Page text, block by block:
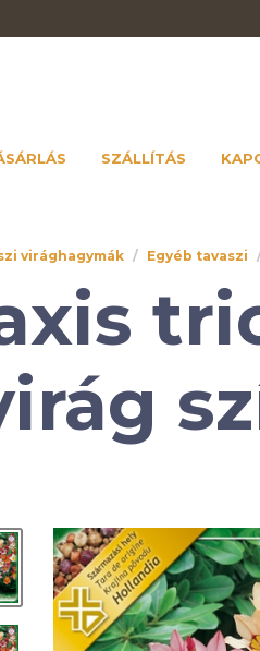
SZÁLLÍTÁS
virághagymák / Egyéb tavaszi